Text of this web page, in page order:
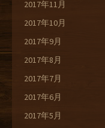
2017年11月
2017年10月
2017年9月
2017年8月
2017年7月
2017年6月
2017年5月